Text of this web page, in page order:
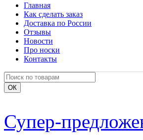
Главная
Как сделать заказ
Доставка по России
Отзывы
Новости
Про носки
Контакты
Супер-